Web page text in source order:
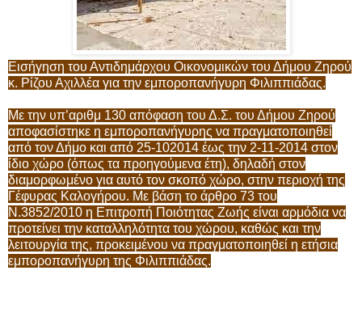
Εισήγηση του Αντιδημάρχου Οικονομικών του Δήμου Ζηρού
κ. Ρίζου Αχιλλέα για την εμποροπανήγυρη Φιλιππιάδας.
Με την υπ’αριθμ 130 απόφαση του Δ.Σ. του Δήμου Ζηρού
αποφασίστηκε η εμποροπανήγυρης να πραγματοποιηθεί
από τον Δήμο και από 25-102014 έως την 2-11-2014 στον
ίδιο χώρο (όπως τα προηγούμενα έτη), δηλαδή στον
διαμορφωμένο για αυτό τον σκοπό χώρο, στην περιοχή της
Γέφυρας Καλογήρου. Με βάση το άρθρο 73 του
Ν.3852/2010 η Επιτροπή Ποιότητας Ζωής είναι αρμόδια να
προτείνει την καταλληλότητα του χώρου, καθώς και την
λειτουργία της, προκειμένου να πραγματοποιηθεί η ετήσια
εμποροπανήγυρη της Φιλιππιάδας.